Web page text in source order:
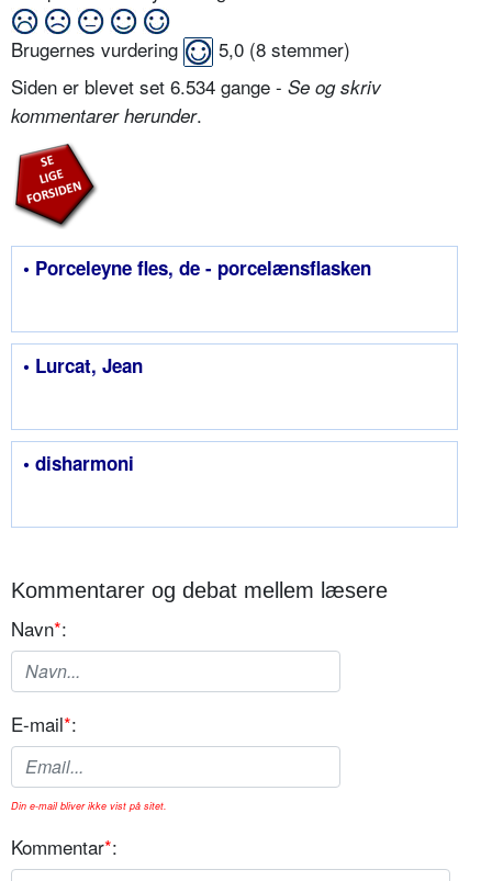
Brugernes vurdering 5,0 (8 stemmer)
Siden er blevet set 6.534 gange - Se og skriv
kommentarer herunder.
• Porceleyne fles, de - porcelænsflasken
• Lurcat, Jean
• disharmoni
Kommentarer og debat mellem læsere
Navn*:
E-mail*:
Din e-mail bliver ikke vist på sitet.
Kommentar*: